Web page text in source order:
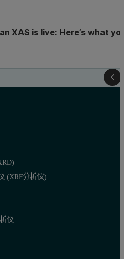
XAS is live: Here’s what
(XRF分析仪)
仪